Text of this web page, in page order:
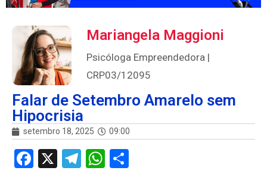
Mariangela Maggioni
Psicóloga Empreendedora |
CRP03/12095
Falar de Setembro Amarelo sem
Hipocrisia
setembro 18, 2025 09:00
F
X
T
W